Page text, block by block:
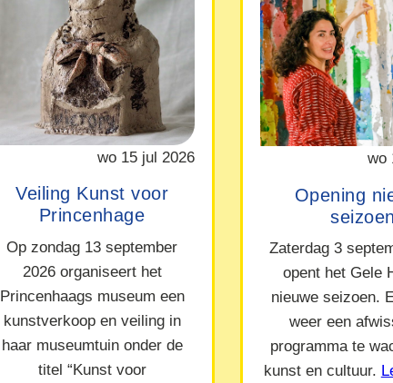
wo 15 jul 2026
Veiling Kunst voor
Princenhage
Op zondag 13 september
2026 organiseert het
Princenhaags museum een
kunstverkoop en veiling in
haar museumtuin onder de
titel “Kunst voor
wo
Opening
seizoen
Zaterdag 3
opent het Gele
nieuwe seizoen.
weer een
programma te
kunst en cultuur.